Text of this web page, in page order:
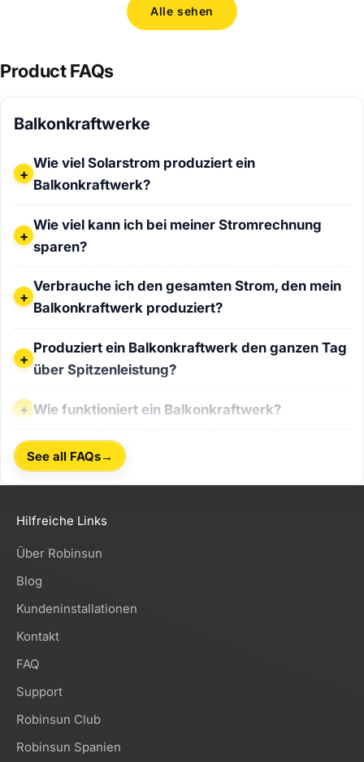
Alle sehen
Product FAQs
Balkonkraftwerke
Wie viel Solarstrom produziert ein
Balkonkraftwerk?
Wie viel kann ich bei meiner Stromrechnung
sparen?
Verbrauche ich den gesamten Strom, den mein
Balkonkraftwerk produziert?
Produziert ein Balkonkraftwerk den ganzen Tag
über Spitzenleistung?
Wie funktioniert ein Balkonkraftwerk?
Wie funktioniert ein Balkonkraftwerk?
See all FAQs→
Hilfreiche Links
Über Robinsun
Blog
Kundeninstallationen
Kontakt
FAQ
Support
Robinsun Club
Robinsun Spanien